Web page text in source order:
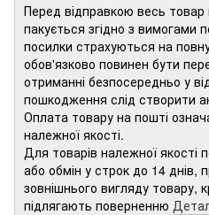
Перед відправкою весь товар
пакується згідно з вимогами
посилки страхуються на
обов'язково повинен бути
отриманні безпосередньо у
пошкодження слід створити
Оплата товару на пошті
належної якості.
Для товарів належної якості
або обмін у строк до 14 днів,
зовнішнього вигляду товару,
підлягають поверненню